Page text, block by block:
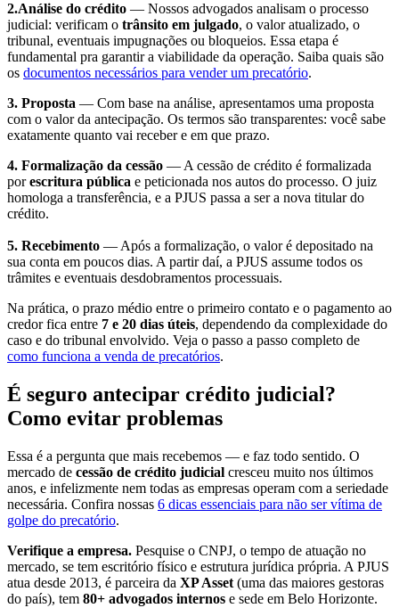
2.Análise do crédito — Nossos advogados analisam o processo
judicial: verificam o trânsito em julgado, o valor atualizado, o
tribunal, eventuais impugnações ou bloqueios. Essa etapa é
fundamental pra garantir a viabilidade da operação. Saiba quais são
os documentos necessários para vender um precatório.
3. Proposta — Com base na análise, apresentamos uma proposta
com o valor da antecipação. Os termos são transparentes: você sabe
exatamente quanto vai receber e em que prazo.
4. Formalização da cessão — A cessão de crédito é formalizada
porescritura pública e peticionada nos autos do processo. O juiz
homologa a transferência, e a PJUS passa a ser a nova titular do
crédito.
5. Recebimento — Após a formalização, o valor é depositado na
sua conta em poucos dias. A partir daí, a PJUS assume todos os
trâmites e eventuais desdobramentos processuais.
Na prática, o prazo médio entre o primeiro contato e o pagamento ao
credor fica entre 7 e 20 dias úteis, dependendo da complexidade do
caso e do tribunal envolvido. Veja o passo a passo completo de
como funciona a venda de precatórios.
É seguro antecipar crédito judicial?
Como evitar problemas
Essa é a pergunta que mais recebemos — e faz todo sentido. O
mercado de cessão de crédito judicial cresceu muito nos últimos
anos, e infelizmente nem todas as empresas operam com a seriedade
necessária. Confira nossas 6 dicas essenciais para não ser vítima de
golpe do precatório.
Verifique a empresa. Pesquise o CNPJ, o tempo de atuação no
mercado, se tem escritório físico e estrutura jurídica própria. A PJUS
atua desde 2013, é parceira da XP Asset (uma das maiores gestoras
do país), tem 80+ advogados internos e sede em Belo Horizonte.